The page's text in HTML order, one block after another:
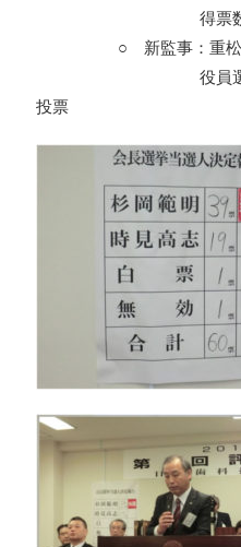
得票数 杉岡３
○ 新監事：重松
役員選挙規定
投票